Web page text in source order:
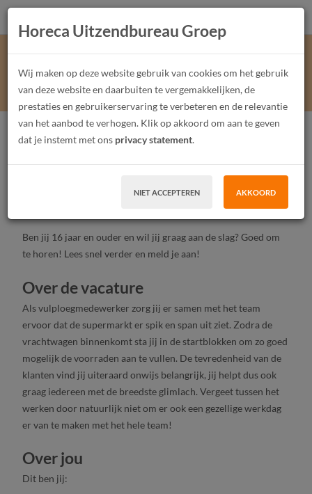
Vulploegmedewerker AH
Ouddorp
Vulploegmedewerker Junior
Fulltime, Parttime
Ben jij 16 jaar en ouder en wil jij graag aan de slag? Goed om
te horen! Lees snel verder en meld je aan!
Over de vacature
Als vulploegmedewerker zorg jij er samen met het team
ervoor dat de supermarkt er spik en span uit ziet. Zodra de
vrachtwagen binnenkomt sta jij in de startblokken om zo goed
mogelijk de voorraden aan te vullen. De tevredenheid van de
klanten vind jij uiteraard onwijs belangrijk, jij helpt dus ook
graag iedereen met de breedste glimlach. Vergeet tussen het
werken door natuurlijk niet om er ook een gezellige werkdag
er van te maken met het hele team!
Over jou
Dit ben jij:
Horeca Uitzendbureau Groep
Wij maken op deze website gebruik van cookies om het gebruik
van deze website en daarbuiten te vergemakkelijken, de
prestaties en gebruikerservaring te verbeteren en de relevantie
van het aanbod te verhogen. Klik op akkoord om aan te geven
dat je instemt met ons privacy statement.
NIET ACCEPTEREN AKKOORD